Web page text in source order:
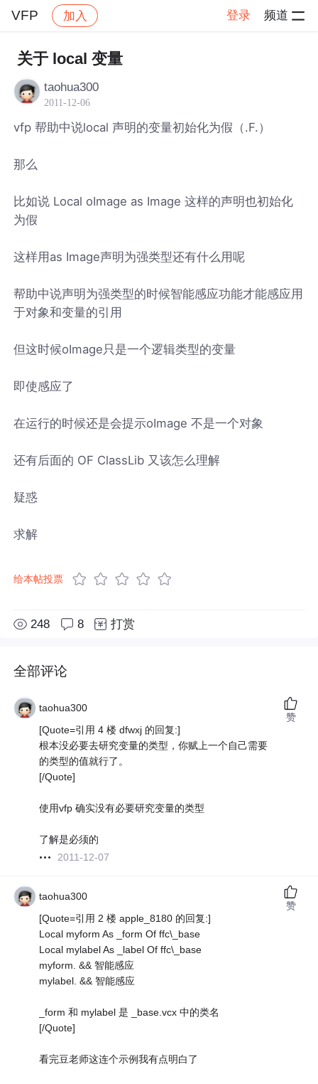
VFP 加入 登录 频道
社区 帖子详情
关于 local 变量
taohua300
2011-12-06
vfp 帮助中说local 声明的变量初始化为假（.F.）
那么
比如说 Local oImage as Image 这样的声明也初始化
为假
这样用as Image声明为强类型还有什么用呢
帮助中说声明为强类型的时候智能感应功能才能感应用
于对象和变量的引用
但这时候oImage只是一个逻辑类型的变量
即使感应了
在运行的时候还是会提示oImage 不是一个对象
还有后面的 OF ClassLib 又该怎么理解
疑惑
求解
给本帖投票
248 8 打赏
全部评论
taohua300
[Quote=引用 4 楼 dfwxj 的回复:]
根本没必要去研究变量的类型，你赋上一个自己需要
的类型的值就行了。
[/Quote]
使用vfp 确实没有必要研究变量的类型
了解是必须的
2011-12-07
赞
taohua300
[Quote=引用 2 楼 apple_8180 的回复:]
Local myform As _form Of ffc\_base
Local mylabel As _label Of ffc\_base
myform. && 智能感应
mylabel. && 智能感应
_form 和 mylabel 是 _base.vcx 中的类名
[/Quote]
看完豆老师这连个示例我有点明白了
赞